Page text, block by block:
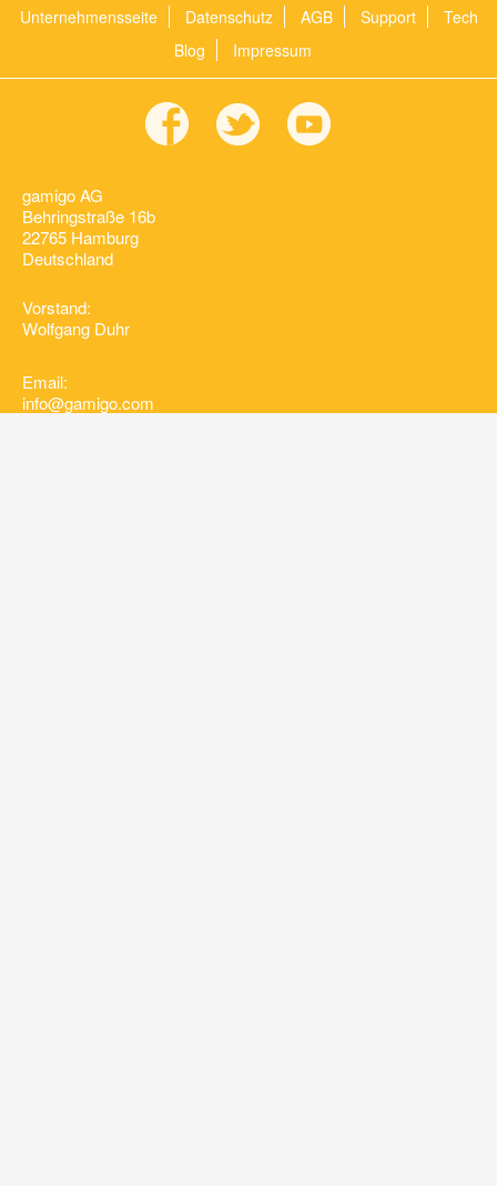
Unternehmensseite Datenschutz AGB Support
Tech
Blog
Impressum
gamigo AG
Behringstraße 16b
22765 Hamburg
Deutschland
Vorstand:
Wolfgang Duhr
Email:
info@gamigo.com